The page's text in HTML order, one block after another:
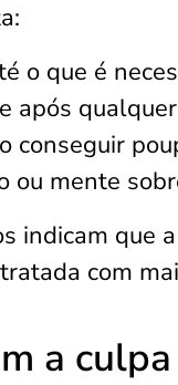
o que é
após
conseguir
ou mente
indicam que
com
a